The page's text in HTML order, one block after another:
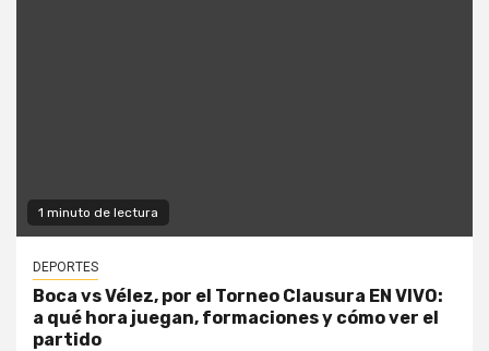
1 minuto de lectura
DEPORTES
Boca vs Vélez, por el Torneo Clausura EN VIVO:
a qué hora juegan, formaciones y cómo ver el
partido